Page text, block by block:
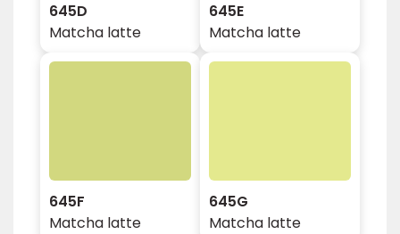
645D
Matcha latte
645E
Matcha latte
645F
Matcha latte
645G
Matcha latte